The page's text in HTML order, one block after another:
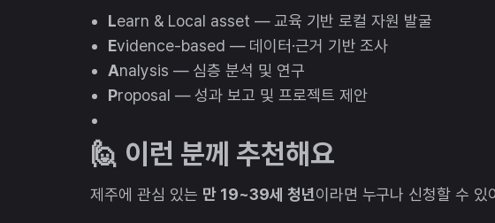
Learn & Local asset — 교육 기반 로컬 자원 발굴
Evidence-based — 데이터·근거 기반 조사
Analysis — 심층 분석 및 연구
Proposal — 성과 보고 및 프로젝트 제안
🙋 이런 분께 추천해요
제주에 관심 있는 만 19~39세 청년이라면 누구나 신청할 수 있